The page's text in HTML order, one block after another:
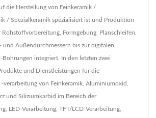
die Herstellung von Feinkeramik /
/ Spezialkeramik spezialisiert ist und Produktion
Formgebung, Planschleifen,
und Außendurchmessern bis zur digitalen
Bohrungen integriert. In den letzten zwei
und Dienstleistungen für die
verarbeitung von Feinkeramik, Aluminiumoxid,
und Siliziumkarbid im Bereich der
LED-Verarbeitung, TFT/LCD-Verarbeitung,